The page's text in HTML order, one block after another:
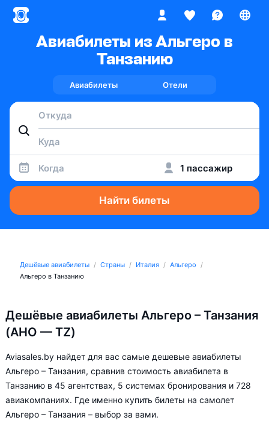
Авиабилеты из Альгеро в
Танзанию
Авиабилеты Отели
Когда 1 пассажир
Найти билеты
Дешёвые авиабилеты Страны Италия
Альгеро
Альгеро в Танзанию
Дешёвые авиабилеты Альгеро – Танзания
(AHO — TZ)
Aviasales.by найдет для вас самые дешевые авиабилеты
Альгеро – Танзания, сравнив стоимость авиабилета в
Танзанию в 45 агентствах, 5 системах бронирования и 728
авиакомпаниях. Где именно купить билеты на самолет
Альгеро – Танзания – выбор за вами.